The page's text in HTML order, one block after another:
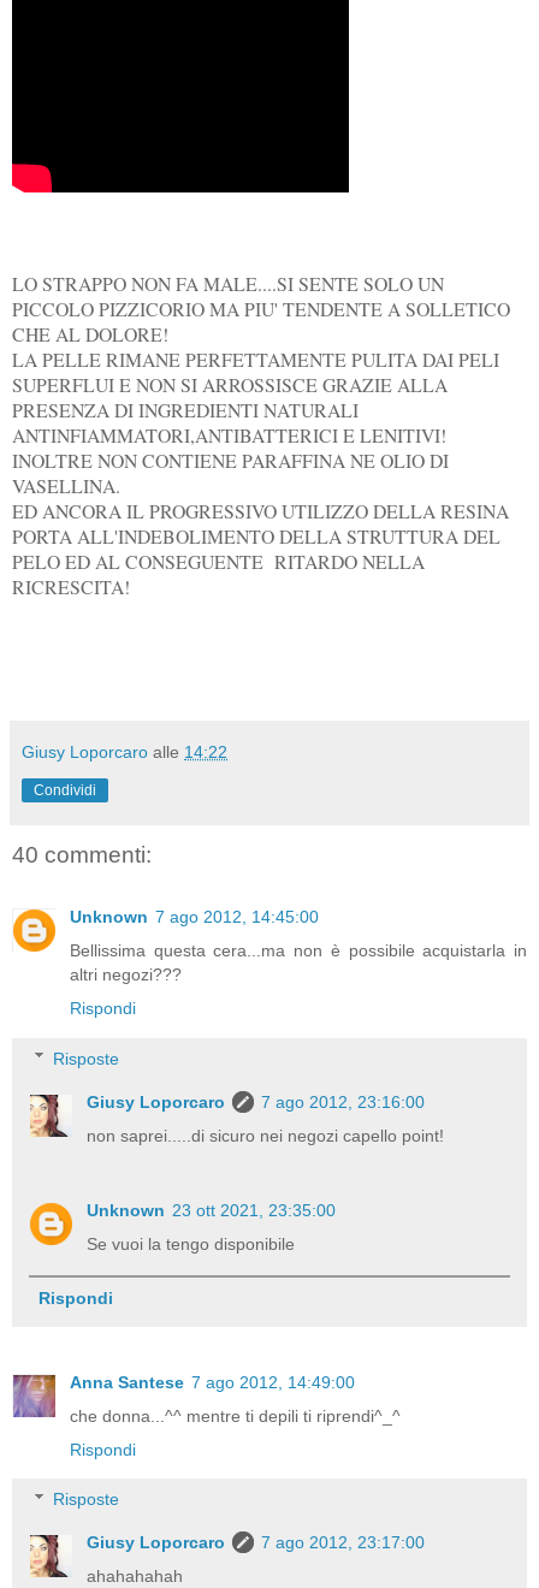
LO STRAPPO NON FA MALE....SI SENTE SOLO UN
PICCOLO PIZZICORIO MA PIU' TENDENTE A SOLLETICO
CHE AL DOLORE!
LA PELLE RIMANE PERFETTAMENTE PULITA DAI PELI
SUPERFLUI E NON SI ARROSSISCE GRAZIE ALLA
PRESENZA DI INGREDIENTI NATURALI
ANTINFIAMMATORI,ANTIBATTERICI E LENITIVI!
INOLTRE NON CONTIENE PARAFFINA NE OLIO DI
VASELLINA.
ED ANCORA IL PROGRESSIVO UTILIZZO DELLA RESINA
PORTA ALL'INDEBOLIMENTO DELLA STRUTTURA DEL
PELO ED AL CONSEGUENTE RITARDO NELLA
RICRESCITA!
Giusy Loporcaro alle 14:22
Condividi
40 commenti:
Unknown 7 ago 2012, 14:45:00
Bellissima questa cera...ma non è possibile acquistarla in
altri negozi???
Rispondi
Risposte
Giusy Loporcaro
7 ago 2012, 23:16:00
non saprei.....di sicuro nei negozi capello point!
Unknown 23 ott 2021, 23:35:00
Se vuoi la tengo disponibile
Rispondi
Anna Santese 7 ago 2012, 14:49:00
che donna...^^ mentre ti depili ti riprendi^_^
Rispondi
Risposte
Giusy Loporcaro
7 ago 2012, 23:17:00
ahahahahah